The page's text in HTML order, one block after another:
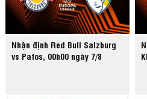
Nhận định Red Bull Salzburg
vs Pafos, 00h00 ngày 7/8